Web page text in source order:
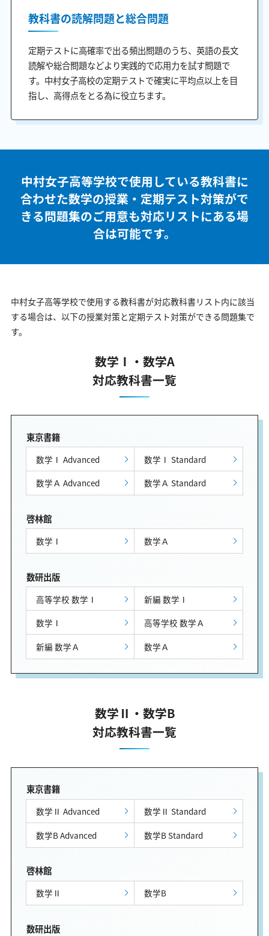
教科書の読解問題と総合問題
定期テストに高確率で出る頻出問題のうち、英語の長文
読解や総合問題などより実践的で応用力を試す問題で
す。中村女子高校の定期テストで確実に平均点以上を目
指し、高得点をとる為に役立ちます。
中村女子高等学校で使用している教科書に
合わせた数学の授業・定期テスト対策がで
きる問題集のご用意も対応リストにある場
合は可能です。
中村女子高等学校で使用する教科書が対応教科書リスト内に該当
する場合は、以下の授業対策と定期テスト対策ができる問題集で
す。
数学Ⅰ・数学A
対応教科書一覧
東京書籍
数学Ⅰ Advanced
数学Ⅰ Standard
数学Ａ Advanced
数学Ａ Standard
啓林館
数学Ⅰ 数学Ａ
数研出版
高等学校 数学Ⅰ
新編 数学Ⅰ
数学Ⅰ
高等学校 数学Ａ
新編 数学Ａ
数学Ａ
数学Ⅱ・数学B
対応教科書一覧
東京書籍
数学Ⅱ Advanced
数学Ⅱ Standard
数学B Advanced
数学B Standard
啓林館
数学Ⅱ 数学B
数研出版